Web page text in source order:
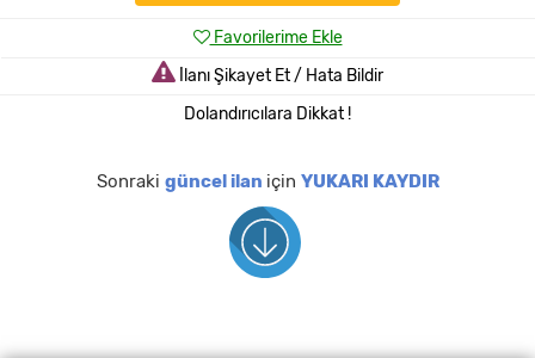
Favorilerime Ekle
İlanı Şikayet Et / Hata Bildir
Dolandırıcılara Dikkat !
Sonraki güncel ilan için YUKARI KAYDIR